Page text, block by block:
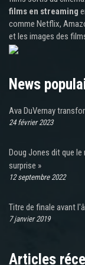
films en streaming
comme Netflix,
et les images des
News
Ava DuVernay
24 février 2023
Doug Jones dit que
surprise »
12 septembre 2022
Titre de finale avant
7 janvier 2019
Articles